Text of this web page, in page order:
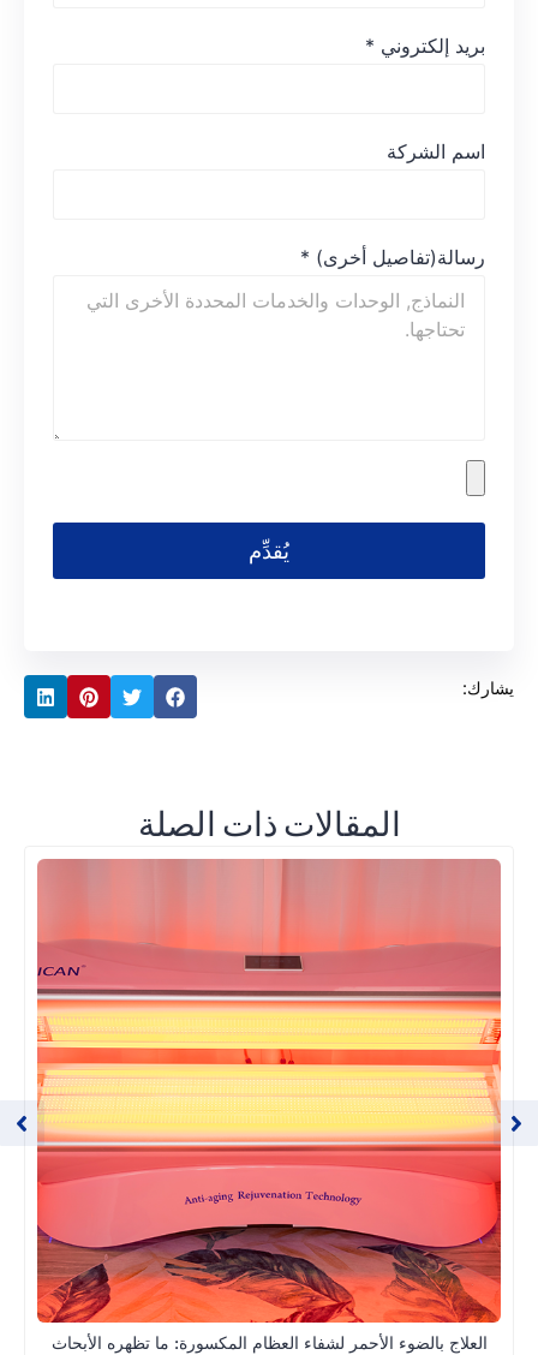
بريد إلكتروني *
اسم الشركة
رسالة(تفاصيل أخرى) *
يُقدِّم
يشارك:
المقالات ذات الصلة
العلاج بالضوء الأحمر لشفاء العظام المكسورة: ما تظهره الأبحاث